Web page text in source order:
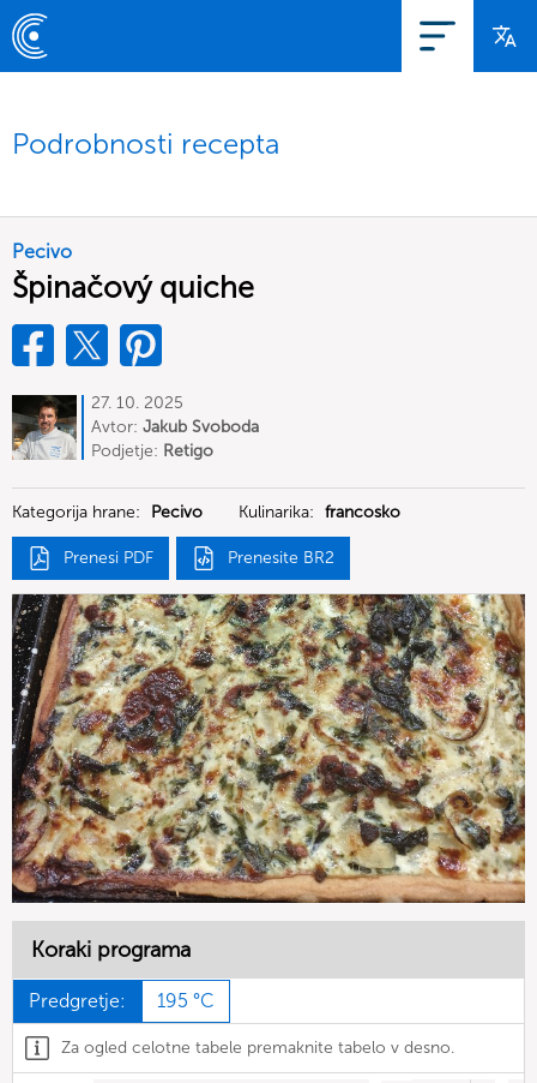
Podrobnosti recepta
Pecivo
Špinačový quiche
27. 10. 2025
Avtor: Jakub Svoboda
Podjetje: Retigo
Kategorija hrane: Pecivo Kulinarika: francosko
Prenesi PDF Prenesite BR2
Koraki programa
Predgretje: 195 °C
Za ogled celotne tabele premaknite tabelo v desno.